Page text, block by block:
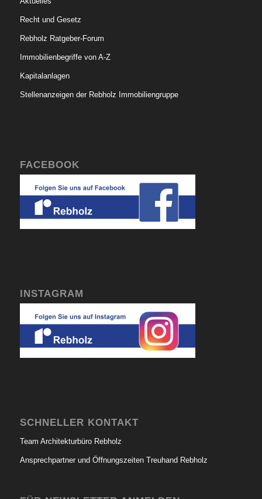
Recht und Gesetz
Rebholz Ratgeber-Forum
Immobilienbegriffe von A-Z
Kapitalanlagen
Stellenanzeigen der Rebholz Immobiliengruppe
FACEBOOK
INSTAGRAM
SCHNELLER KONTAKT
Team Architekturbüro Rebholz
Ansprechpartner und Öffnungszeiten Treuhand Rebholz